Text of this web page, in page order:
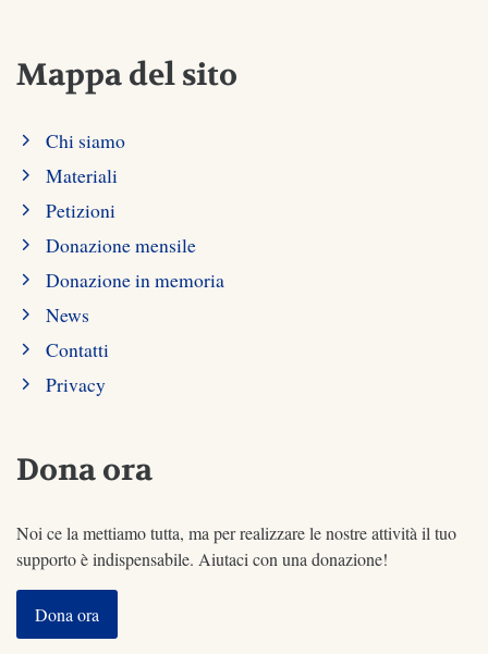
Mappa del sito
Chi siamo
Materiali
Petizioni
Donazione mensile
Donazione in memoria
News
Contatti
Privacy
Dona ora
Noi ce la mettiamo tutta, ma per realizzare le nostre attività il tuo
supporto è indispensabile. Aiutaci con una donazione!
Dona ora